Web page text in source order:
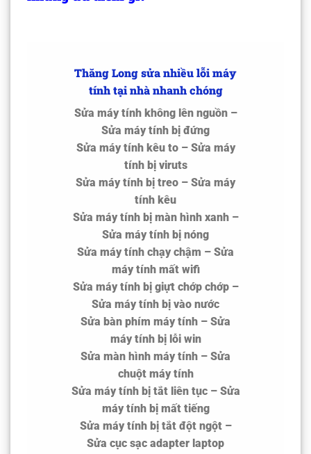
Thăng Long sửa nhiều lỗi máy
tính tại nhà nhanh chóng
Sửa máy tính không lên nguồn –
Sửa máy tính bị đứng
Sửa máy tính kêu to – Sửa máy
tính bị viruts
Sửa máy tính bị treo – Sửa máy
tính kêu
Sửa máy tính bị màn hình xanh –
Sửa máy tính bị nóng
Sửa máy tính chạy chậm – Sửa
máy tính mất wifi
Sửa máy tính bị giựt chớp chớp –
Sửa máy tính bị vào nước
Sửa bàn phím máy tính – Sửa
máy tính bị lỗi win
Sửa màn hình máy tính – Sửa
chuột máy tính
Sửa máy tính bị tắt liên tục – Sửa
máy tính bị mất tiếng
Sửa máy tính bị tắt đột ngột –
Sửa cục sạc adapter laptop